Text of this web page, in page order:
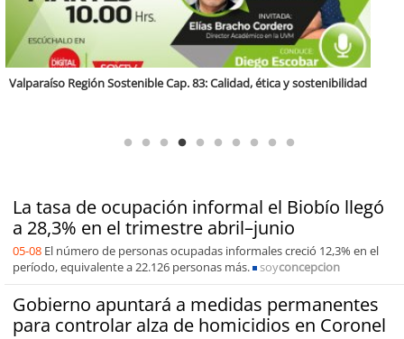
Región Sostenible Cap 60: Economía circular y desarrollo regional
La tasa de ocupación informal el Biobío llegó
a 28,3% en el trimestre abril–junio
05-08 El número de personas ocupadas informales creció 12,3% en el
período, equivalente a 22.126 personas más.
soyconcepcion
Gobierno apuntará a medidas permanentes
para controlar alza de homicidios en Coronel